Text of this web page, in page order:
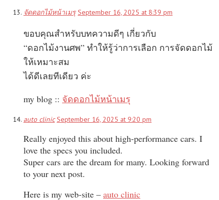
จัดดอกไม้หน้าเมรุ September 16, 2025 at 8:39 pm
ขอบคุณสำหรับบทความดีๆ เกี่ยวกับ
“ดอกไม้งานศพ” ทำให้รู้ว่าการเลือก การจัดดอกไม้
ให้เหมาะสม
ได้ดีเลยทีเดียว ค่ะ
my blog :: จัดดอกไม้หน้าเมรุ
auto clinic September 16, 2025 at 9:20 pm
Really enjoyed this about high-performance cars. I
love the specs you included.
Super cars are the dream for many. Looking forward
to your next post.
Here is my web-site – auto clinic